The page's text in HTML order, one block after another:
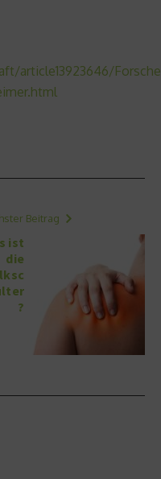
article13923646/
Beitrag
ist
die
?